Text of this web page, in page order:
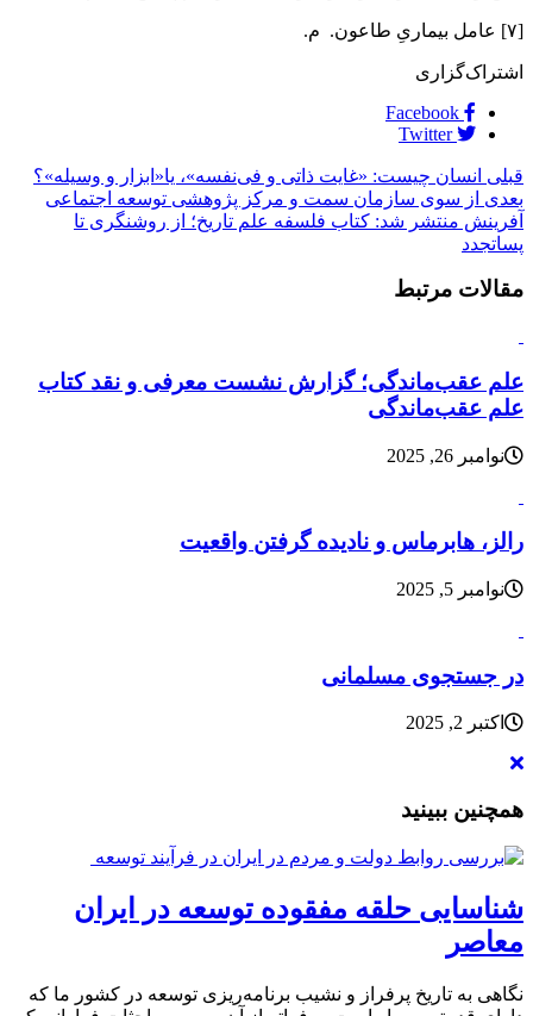
اشتراک‌گزاری
Facebook
Twitter
قبلی انسان چیست: «غایت ذاتی و فی‌نفسه»، یا«ابزار و وسیله»؟
بعدیاز سوی سازمان سمت و مرکز پژوهشی توسعه اجتماعی
آفرینش منتشر شد: کتاب فلسفه علم تاریخ؛ از روشنگری تا
پساتجدد
مقالات مرتبط
علم عقب‌ماندگی؛ گزارش نشست معرفی و نقد کتاب
علم عقب‌ماندگی
نوامبر 26, 2025
رالز، هابرماس و نادیده گرفتن واقعیت
نوامبر 5, 2025
در جستجوی مسلمانی
اکتبر 2, 2025
همچنین ببینید
شناسایی حلقه مفقوده توسعه در ایران
معاصر
نگاهی به تاریخ پرفراز و نشیب برنامه‌ریزی توسعه در کشور ما که